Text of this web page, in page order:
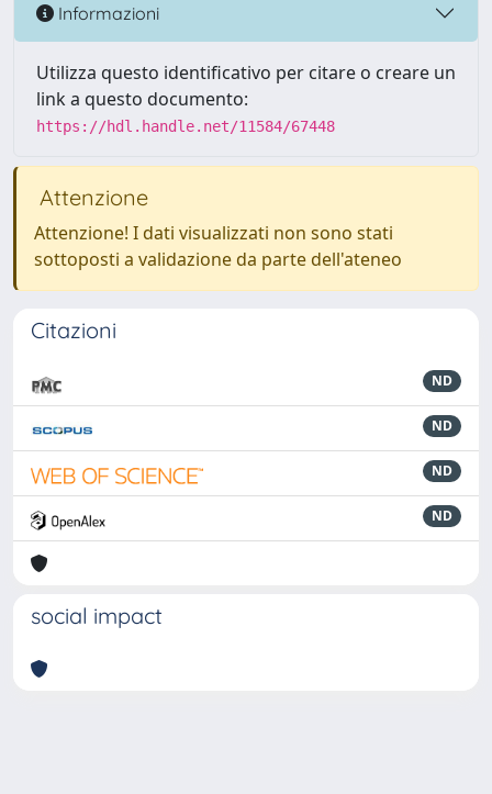
Informazioni
Utilizza questo identificativo per citare o creare un
link a questo documento:
https://hdl.handle.net/11584/67448
Attenzione
Attenzione! I dati visualizzati non sono stati
sottoposti a validazione da parte dell'ateneo
Citazioni
ND
ND
ND
ND
social impact